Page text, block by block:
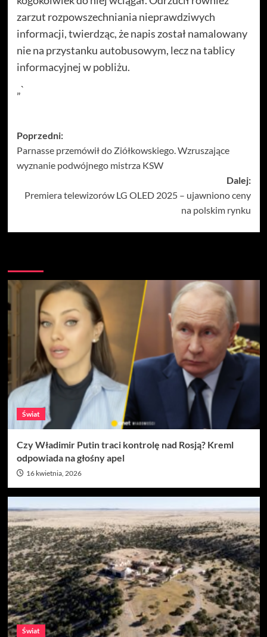
zarzut rozpowszechniania nieprawdziwych
informacji, twierdząc, że napis został namalowany
nie na przystanku autobusowym, lecz na tablicy
informacyjnej w pobliżu.
„`
Zobacz
wpisy
Poprzedni:
Parnasse przemówił do Ziółkowskiego. Wzruszające
wyznanie podwójnego mistrza KSW
Dalej:
Premiera telewizorów LG OLED 2025 – ujawniono ceny
na polskim rynku
Świat
Czy Władimir Putin traci kontrolę nad Rosją? Kreml
odpowiada na głośny apel
16 kwietnia, 2026
Świat